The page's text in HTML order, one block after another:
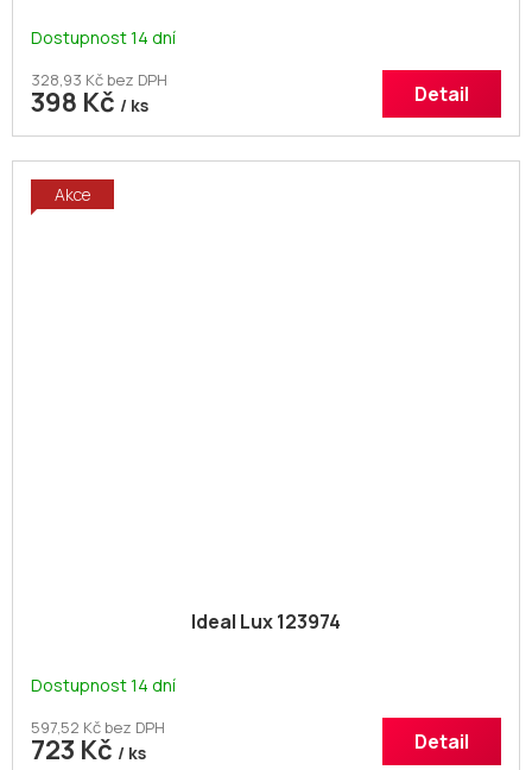
Dostupnost 14 dní
328,93 Kč bez DPH
398 Kč / ks Detail
Akce
Ideal Lux 123974
Dostupnost 14 dní
597,52 Kč bez DPH
723 Kč / ks Detail